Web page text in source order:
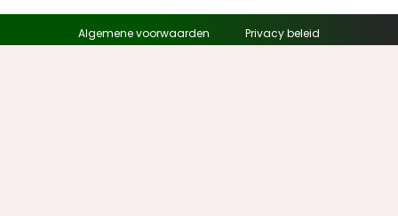
Algemene voorwaarden Privacy beleid